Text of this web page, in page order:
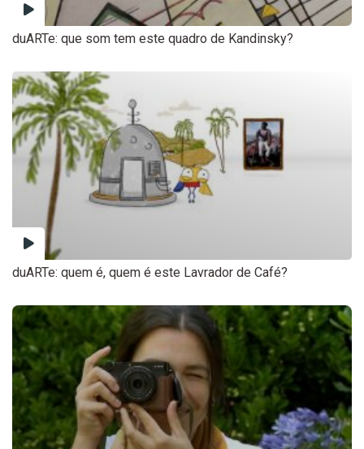
duARTe: que som tem este quadro de Kandinsky?
duARTe: quem é, quem é este Lavrador de Café?